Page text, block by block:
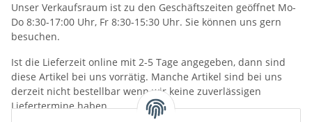
Unser Verkaufsraum ist zu den Geschäftszeiten geöffnet Mo-
Do 8:30-17:00 Uhr, Fr 8:30-15:30 Uhr. Sie können uns gern
besuchen.
Ist die Lieferzeit online mit 2-5 Tage angegeben, dann sind
diese Artikel bei uns vorrätig. Manche Artikel sind bei uns
derzeit nicht bestellbar wenn wir keine zuverlässigen
Liefertermine haben.